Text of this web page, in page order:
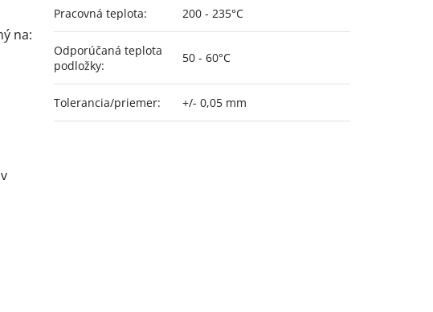
na:
Pracovná teplota: 200 - 235°C
Odporúčaná teplota
podložky:
50 - 60°C
Tolerancia/priemer: +/- 0,05 mm